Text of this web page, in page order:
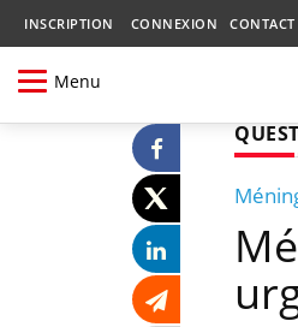
INSCRIPTION CONNEXION CONTACT
Menu